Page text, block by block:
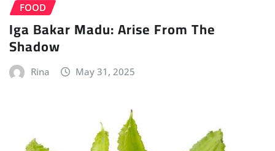
FOOD
Iga Bakar Madu: Arise From The
Shadow
Rina May 31, 2025